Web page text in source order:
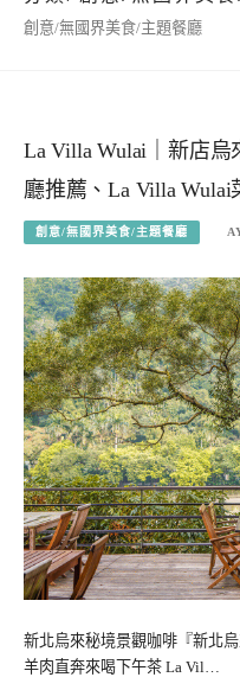
創意/無國界美食/主題餐廳
La Villa Wulai｜新店
廳推薦、La Villa Wulai
創意/無國界美食/主題餐廳
新北烏來秘境景觀咖啡『新北
羊肉直奔來喝下午茶 La Vil…